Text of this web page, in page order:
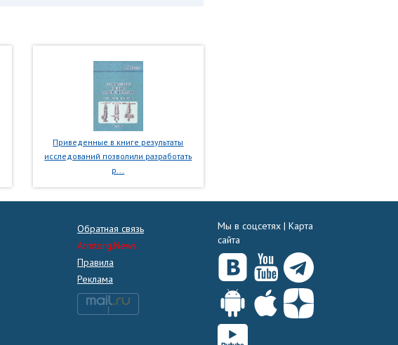
Приведенные в книге результаты
исследований позволили разработать
р...
Обратная связь
Armtorg.News
Правила
Реклама
Мы в соцсетях | Карта
сайта